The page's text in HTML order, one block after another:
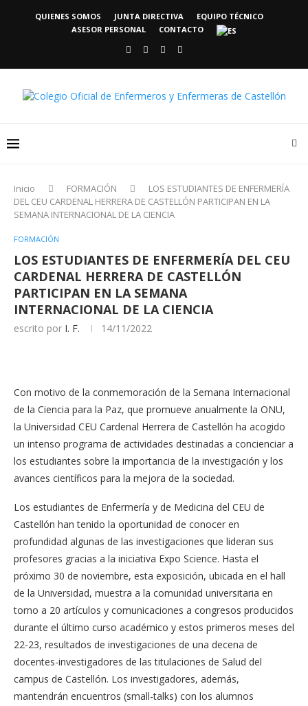
QUIENES SOMOS JUNTA DIRECTIVA
EQUIPO TÉCNICO
ASESOR PERSONAL
CONTACTO
Inicio FORMACIÓN
LOS ESTUDIANTES DE ENFERMERÍA
DEL CEU CARDENAL HERRERA DE CASTELLÓN PARTICIPAN EN LA
SEMANA INTERNACIONAL DE LA CIENCIA
FORMACIÓN
LOS ESTUDIANTES DE ENFERMERÍA DEL CEU
CARDENAL HERRERA DE CASTELLÓN
PARTICIPAN EN LA SEMANA
INTERNACIONAL DE LA CIENCIA
escrito por I. F. 14/11/2022
Con motivo de la conmemoración de la Semana Internacional
de la Ciencia para la Paz, que promueve anualmente la ONU,
la Universidad CEU Cardenal Herrera de Castellón ha acogido
un intenso programa de actividades destinadas a concienciar a
los estudiantes sobre la importancia de la investigación y los
avances científicos para la mejora de la sociedad.
Los estudiantes de Enfermería y de Medicina del CEU de
Castellón han tenido la oportunidad de conocer en
profundidad algunas de las investigaciones que lideran sus
profesores gracias a la iniciativa Expo Science. Hasta el
próximo 30 de noviembre, esta exposición, ubicada en el hall
de la Universidad, muestra a la comunidad universitaria en
torno a 20 artículos y comunicaciones a congresos producidos
durante el último curso académico y estos primeros meses del
22-23, resultados de investigaciones de una decena de
docentes-investigadores de las titulaciones de Salud del
campus de Castellón. Los investigadores, además,
mantendrán encuentros (small-talks) con los alumnos